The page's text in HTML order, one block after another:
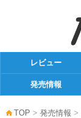
レビュー
発売情報
TOP > 発売情報 >